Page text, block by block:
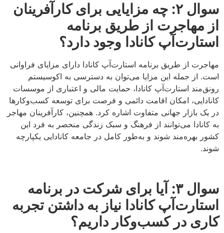
سوال ۲: چه مزایایی برای کارآفرینان
از مهاجرت از طریق برنامه
استارت‌آپ کانادا وجود دارد؟
مهاجرت از طریق برنامه استارت‌آپ کانادا دارای مزایای فراوانی
است. از جمله این مزایا می‌توان به دسترسی به اکوسیستم
رونق‌مند استارت‌آپ کانادا، حمایت مالی و اعتباری از موسسات
کانادایی، امکان اقامت دائمی و فرصت برای توسعه کسب‌وکارها
در یک بازار جهانی متفاوت اشاره کرد. همچنین، کارآفرینان مهاجر
به کانادا می‌توانند از فرهنگ و سبک زندگی منحصر به فرد این
کشور بهره‌مند شوند و به‌طور کامل در جامعه کانادایی یکپارچه
شوند.
سوال۳:
آیا برای شرکت در برنامه
استارت‌آپ کانادا نیاز به داشتن تجربه
کاری در کسب‌وکار داریم؟